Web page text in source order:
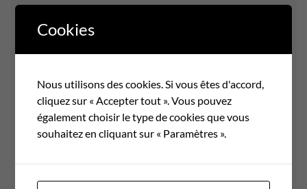
février 2024
janvier 2024
novembre 2023
octobre 2023
septembre 2023
août 2023
Cookies
Nous utilisons des cookies. Si vous êtes d'accord,
cliquez sur « Accepter tout ». Vous pouvez
également choisir le type de cookies que vous
souhaitez en cliquant sur « Paramètres ».